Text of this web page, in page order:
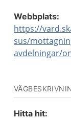
Webbplats:
https://
sus/
avdelningar/
Hitta hit: